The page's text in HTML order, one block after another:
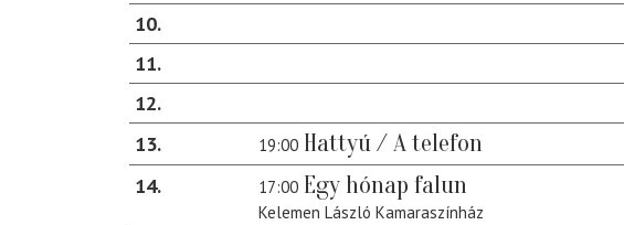
10
11
12
13
19:00 Hattyú / A telefon
14 17:00 Egy hónap falun
Kelemen László Kamaraszínház